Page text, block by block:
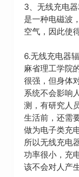
3、无线充电
是一种电磁波
空气，因此使
6.无线充电器
麻省理工学院
很强，但身体
系统不会影响
测，有研究人
生活前，还需
做为电子类充
所以无线充电
功率很小，充
该不会对人产